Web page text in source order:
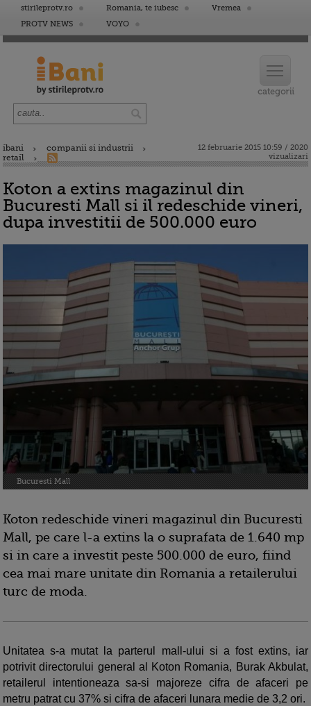
stirileprotv.ro Romania, te iubesc
Vremea
PROTV NEWS
VOYO
ibani
companii si industrii
retail
12 februarie 2015 10:59 / 2020
vizualizari
Koton a extins magazinul din
Bucuresti Mall si il redeschide vineri,
dupa investitii de 500.000 euro
Bucuresti Mall
Koton redeschide vineri magazinul din Bucuresti
Mall, pe care l-a extins la o suprafata de 1.640 mp
si in care a investit peste 500.000 de euro, fiind
cea mai mare unitate din Romania a retailerului
turc de moda.
Unitatea s-a mutat la parterul mall-ului si a fost extins, iar
potrivit directorului general al Koton Romania, Burak Akbulat,
retailerul intentioneaza sa-si majoreze cifra de afaceri pe
metru patrat cu 37% si cifra de afaceri lunara medie de 3,2 ori.